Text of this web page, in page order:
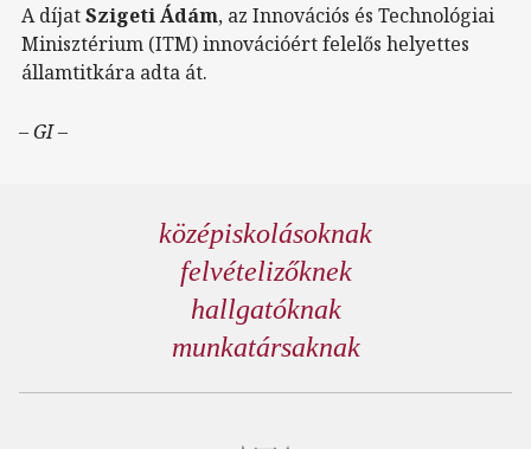
A díjatSzigeti Ádám, az Innovációs és Technológiai
Minisztérium (ITM) innovációért felelős helyettes
államtitkára adta át.
– GI –
középiskolásoknak
felvételizőknek
hallgatóknak
munkatársaknak